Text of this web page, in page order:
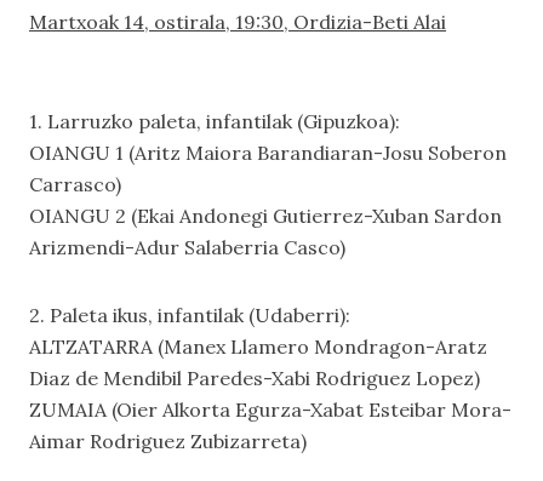
Martxoak 14, ostirala, 19:30, Ordizia-Beti Alai
1. Larruzko paleta, infantilak (Gipuzkoa):
OIANGU 1 (Aritz Maiora Barandiaran-Josu Soberon
Carrasco)
OIANGU 2 (Ekai Andonegi Gutierrez-Xuban Sardon
Arizmendi-Adur Salaberria Casco)
2. Paleta ikus, infantilak (Udaberri):
ALTZATARRA (Manex Llamero Mondragon-Aratz
Diaz de Mendibil Paredes-Xabi Rodriguez Lopez)
ZUMAIA (Oier Alkorta Egurza-Xabat Esteibar Mora-
Aimar Rodriguez Zubizarreta)